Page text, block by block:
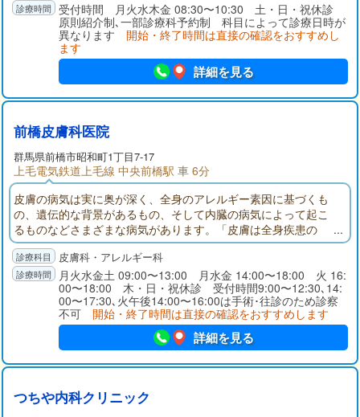
受付時間 月火水木金 08:30〜10:30 土・日・祝休診
原則紹介制､一部診療科予約制 科目によって診療日時が
異なります 開始・終了時間は直接の確認をおすすめし
ます
詳細を見る
前橋皮膚科医院
群馬県前橋市昭和町1丁目7-17
上毛電気鉄道上毛線 中央前橋駅 車 6分
皮膚の病気は実に奥が深く、全身のアレルギー素因に基づくも
の、遺伝的な背景があるもの、そして内臓の病気によって起こ
るものなどさまざまな病気があります。「皮膚は全身疾患の
窓」とも言われており、患者様の皮膚だけを診るのではなく、
皮膚を通して患者様の悩みに応えることができる医療を提供す
ることを旨に診察させていただいております。
皮膚科・アレルギー科
月火水金土 09:00〜13:00 月水金 14:00〜18:00 火 16:
00〜18:00 木・日・祝休診 受付時間9:00〜12:30､14:
00〜17:30､火午後14:00〜16:00は手術･往診のため診察
不可 開始・終了時間は直接の確認をおすすめします
詳細を見る
つちや内科クリニック